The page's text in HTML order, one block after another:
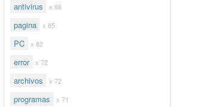
antivirus x 86
pagina x 85
PC x 82
error x 72
archivos x 72
programas x 71